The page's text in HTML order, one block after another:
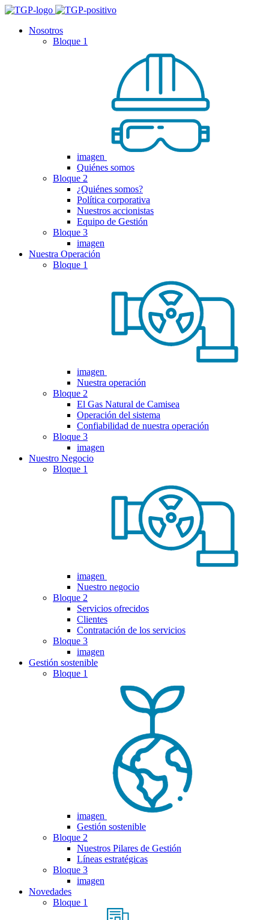
Nosotros
Bloque 1
imagen
Quiénes somos
Bloque 2
¿Quiénes somos?
Política corporativa
Nuestros accionistas
Equipo de Gestión
Bloque 3
imagen
Nuestra Operación
Bloque 1
imagen
Nuestra operación
Bloque 2
El Gas Natural de Camisea
Operación del sistema
Confiabilidad de nuestra operación
Bloque 3
imagen
Nuestro Negocio
Bloque 1
imagen
Nuestro negocio
Bloque 2
Servicios ofrecidos
Clientes
Contratación de los servicios
Bloque 3
imagen
Gestión sostenible
Bloque 1
imagen
Gestión sostenible
Bloque 2
Nuestros Pilares de Gestión
Líneas estratégicas
Bloque 3
imagen
Novedades
Bloque 1